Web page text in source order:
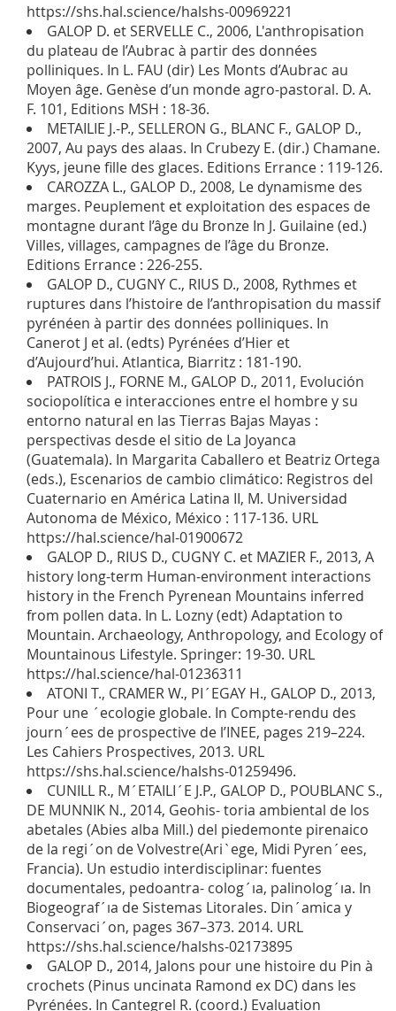
https://shs.hal.science/halshs-00969221
GALOP D. et SERVELLE C., 2006, L'anthropisation
du plateau de l’Aubrac à partir des données
polliniques. In L. FAU (dir) Les Monts d’Aubrac au
Moyen âge. Genèse d’un monde agro-pastoral. D. A.
F. 101, Editions MSH : 18-36.
METAILIE J.-P., SELLERON G., BLANC F., GALOP D.,
2007, Au pays des alaas. In Crubezy E. (dir.) Chamane.
Kyys, jeune fille des glaces. Editions Errance : 119-126.
CAROZZA L., GALOP D., 2008, Le dynamisme des
marges. Peuplement et exploitation des espaces de
montagne durant l’âge du Bronze In J. Guilaine (ed.)
Villes, villages, campagnes de l’âge du Bronze.
Editions Errance : 226-255.
GALOP D., CUGNY C., RIUS D., 2008, Rythmes et
ruptures dans l’histoire de l’anthropisation du massif
pyrénéen à partir des données polliniques. In
Canerot J et al. (edts) Pyrénées d’Hier et
d’Aujourd’hui. Atlantica, Biarritz : 181-190.
PATROIS J., FORNE M., GALOP D., 2011, Evolución
sociopolítica e interacciones entre el hombre y su
entorno natural en las Tierras Bajas Mayas :
perspectivas desde el sitio de La Joyanca
(Guatemala). In Margarita Caballero et Beatriz Ortega
(eds.), Escenarios de cambio climático: Registros del
Cuaternario en América Latina II, M. Universidad
Autonoma de México, México : 117-136. URL
https://hal.science/hal-01900672
GALOP D., RIUS D., CUGNY C. et MAZIER F., 2013, A
history long-term Human-environment interactions
history in the French Pyrenean Mountains inferred
from pollen data. In L. Lozny (edt) Adaptation to
Mountain. Archaeology, Anthropology, and Ecology of
Mountainous Lifestyle. Springer: 19-30. URL
https://hal.science/hal-01236311
ATONI T., CRAMER W., PI´EGAY H., GALOP D., 2013,
Pour une ´ecologie globale. In Compte-rendu des
journ´ees de prospective de l’INEE, pages 219–224.
Les Cahiers Prospectives, 2013. URL
https://shs.hal.science/halshs-01259496.
CUNILL R., M´ETAILI´E J.P., GALOP D., POUBLANC S.,
DE MUNNIK N., 2014, Geohis- toria ambiental de los
abetales (Abies alba Mill.) del piedemonte pirenaico
de la regi´on de Volvestre(Ari`ege, Midi Pyren´ees,
Francia). Un estudio interdisciplinar: fuentes
documentales, pedoantra- colog´ıa, palinolog´ıa. In
Biogeograf´ıa de Sistemas Litorales. Din´amica y
Conservaci´on, pages 367–373. 2014. URL
https://shs.hal.science/halshs-02173895
GALOP D., 2014, Jalons pour une histoire du Pin à
crochets (Pinus uncinata Ramond ex DC) dans les
Pyrénées. In Cantegrel R. (coord.) Evaluation